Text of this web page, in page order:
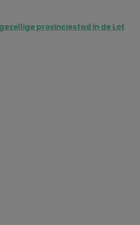
provinciestad in de Lot